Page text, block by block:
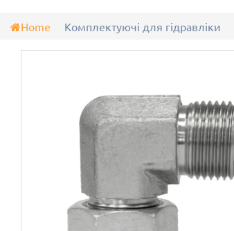
Home Комплектуючі для гідравліки